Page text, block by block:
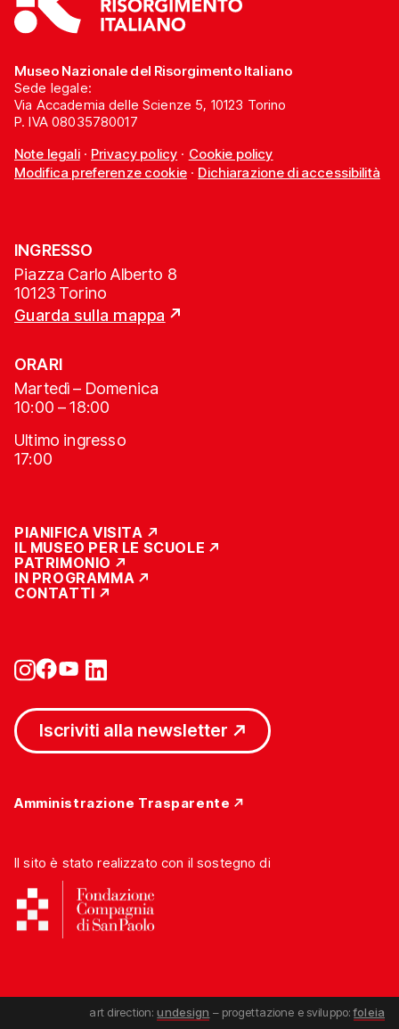
Museo Nazionale del Risorgimento Italiano
Sede legale:
Via Accademia delle Scienze 5, 10123 Torino
P. IVA 08035780017
Note legali· Privacy policy · Cookie policy
Modifica preferenze cookie· Dichiarazione di accessibilità
INGRESSO
Piazza Carlo Alberto 8
10123 Torino
Guarda sulla mappa
ORARI
Martedì – Domenica
10:00 – 18:00
Ultimo ingresso
17:00
PIANIFICA VISITA
IL MUSEO PER LE SCUOLE
PATRIMONIO
IN PROGRAMMA
CONTATTI
Iscriviti alla newsletter
Amministrazione Trasparente
Il sito è stato realizzato con il sostegno di
art direction:undesign – progettazione e sviluppo:foleia